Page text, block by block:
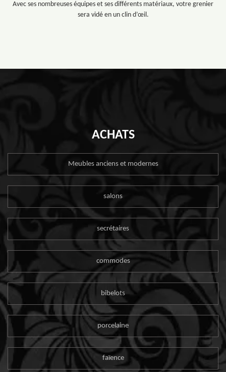
Avec ses nombreuses équipes et ses différents matériaux, votre grenier
sera vidé en un clin d’œil.
ACHATS
Meubles anciens et modernes
salons
secrétaires
commodes
bibelots
porcelaine
faïence